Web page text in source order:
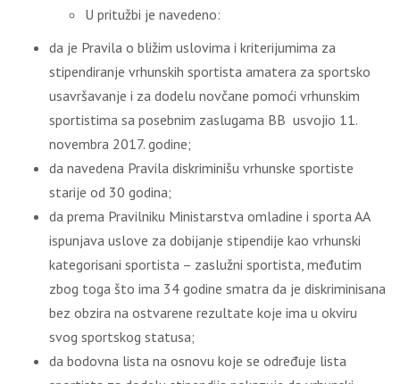
U pritužbi je navedeno:
da je Pravila o bližim uslovima i kriterijumima za
stipendiranje vrhunskih sportista amatera za sportsko
usavršavanje i za dodelu novčane pomoći vrhunskim
sportistima sa posebnim zaslugama BB usvojio 11.
novembra 2017. godine;
da navedena Pravila diskriminišu vrhunske sportiste
starije od 30 godina;
da prema Pravilniku Ministarstva omladine i sporta AA
ispunjava uslove za dobijanje stipendije kao vrhunski
kategorisani sportista – zaslužni sportista, međutim
zbog toga što ima 34 godine smatra da je diskriminisana
bez obzira na ostvarene rezultate koje ima u okviru
svog sportskog statusa;
da bodovna lista na osnovu koje se određuje lista